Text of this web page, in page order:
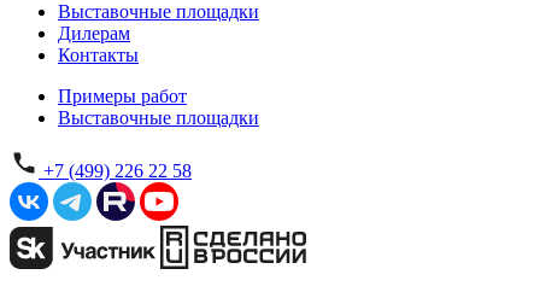
Выставочные площадки
Дилерам
Контакты
Примеры работ
Выставочные площадки
+7 (499) 226 22 58